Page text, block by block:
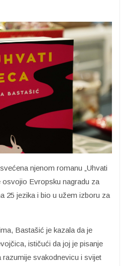
njenom romanu „Uhvati
osvojio Evropsku nagradu za
25 jezika i bio u užem izboru za
Bastašić je kazala da je
ističući da joj je pisanje
svakodnevicu i svijet